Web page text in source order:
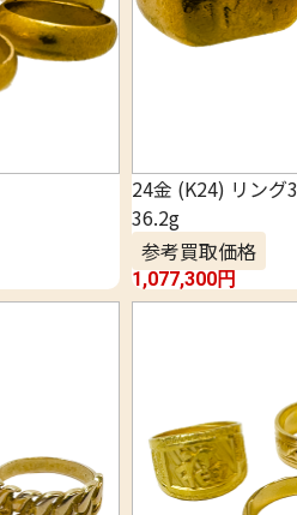
24金 (K24) リング
36.2g
参考買取価格
1,077,300円